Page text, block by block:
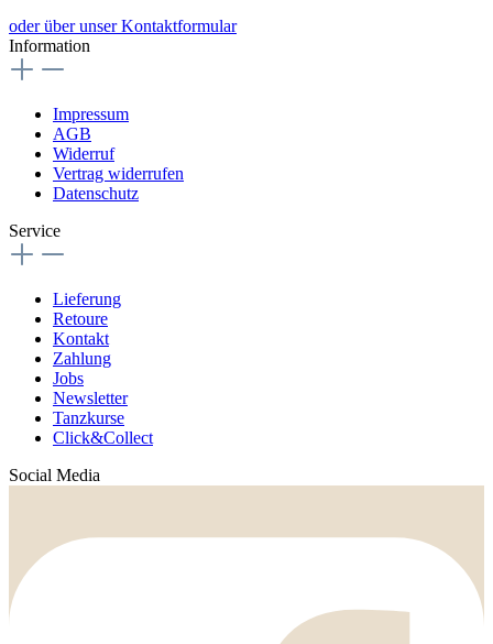
oder über unser Kontaktformular
Information
Impressum
AGB
Widerruf
Vertrag widerrufen
Datenschutz
Service
Lieferung
Retoure
Kontakt
Zahlung
Jobs
Newsletter
Tanzkurse
Click&Collect
Social Media